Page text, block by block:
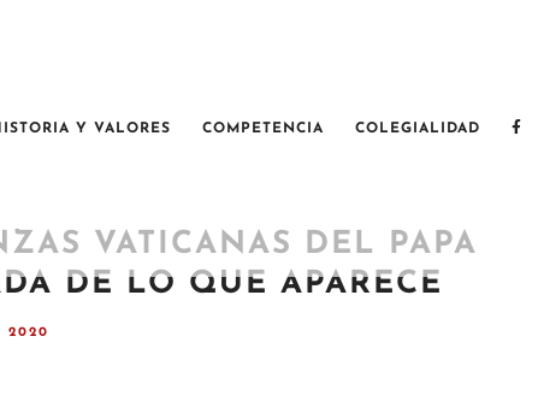
Y VALORES COMPETENCIA COLEGIALIDAD
VATICANAS DEL PAPA
DE LO QUE APARECE
2020